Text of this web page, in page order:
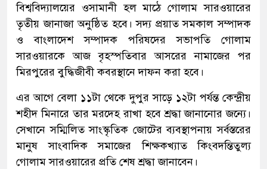
বিশ্ববিদ্যালয়ের ওসামানী হল মাঠে গোলাম সারওয়ারের
তৃতীয় জানাজা অনুষ্ঠিত হবে। সদ্য প্রয়াত সমকাল সম্পাদক
ও বাংলাদেশ সম্পাদক পরিষদের সভাপতি গোলাম
সারওয়ারকে আজ বৃহস্পতিবার আসরের নামাজের পর
মিরপুরের বুদ্ধিজীবী কবরস্থানে দাফন করা হবে।
এর আগে বেলা ১১টা থেকে দুপুর সাড়ে ১২টা পর্যন্ত কেন্দ্রীয়
শহীদ মিনারে তার মরদেহ রাখা হবে শ্রদ্ধা জানানোর জন্যে।
সেখানে সম্মিলিত সাংস্কৃতিক জোটের ব্যবস্থাপনায় সর্বস্তরের
মানুষ সাংবাদিক সমাজের শিক্ষকখ্যাত কিংবদন্তিতুল্য
গোলাম সারওয়ারের প্রতি শেষ শ্রদ্ধা জানাবেন।